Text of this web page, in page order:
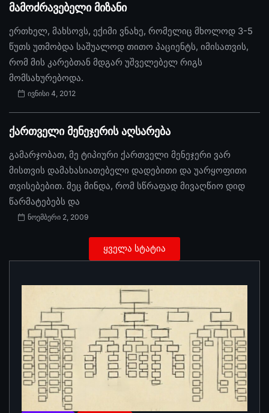
მამოძრავებელი მიზანი
ერთხელ, მახსოვს, ექიმი ვნახე, რომელიც მხოლოდ 3-5
წუთს უთმობდა საშუალოდ თითო პაციენტს, იმისათვის,
რომ მის კარებთან მდგარ უშველებელ რიგს
მომსახურებოდა.
ივნისი 4, 2012
ქართველი მენეჯერის აღსარება
გამარჯობათ, მე ტიპიური ქართველი მენეჯერი ვარ
მისთვის დამახასიათებელი დადებითი და უარყოფითი
თვისებებით. მეც მინდა, რომ სწრაფად მივაღწიო დიდ
წარმატებებს და
ნოემბერი 2, 2009
ყველა სტატია